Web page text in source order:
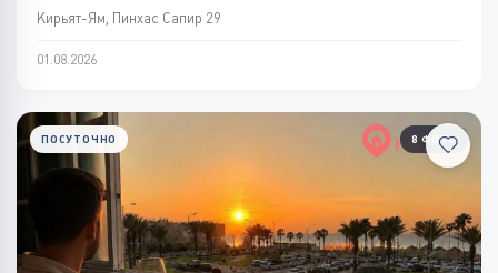
Кирьят-Ям, Пинхас Сапир 29
01.08.2026
8 ФОТО
ПОСУТОЧНО